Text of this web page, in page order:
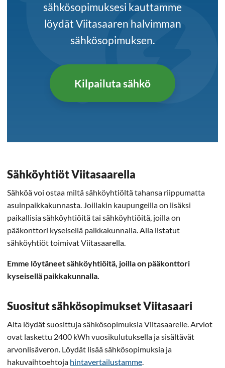
sähkösopimuksesi kauttamme
löydät Viitasaaren halvimman
sähkösopimuksen.
Kilpailuta sähkö
Sähköyhtiöt Viitasaarella
Sähköä voi ostaa miltä sähköyhtiöltä tahansa riippumatta
asuinpaikkakunnasta. Joillakin kaupungeilla on lisäksi
paikallisia sähköyhtiöitä tai sähköyhtiöitä, joilla on
pääkonttori kyseisellä paikkakunnalla. Alla listatut
sähköyhtiöt toimivat Viitasaarella.
Emme löytäneet sähköyhtiöitä, joilla on pääkonttori
kyseisellä paikkakunnalla.
Suositut sähkösopimukset Viitasaari
Alta löydät suosittuja sähkösopimuksia Viitasaarelle. Arviot
ovat laskettu 2400 kWh vuosikulutuksella ja sisältävät
arvonlisäveron. Löydät lisää sähkösopimuksia ja
hakuvaihtoehtoja hintavertailustamme